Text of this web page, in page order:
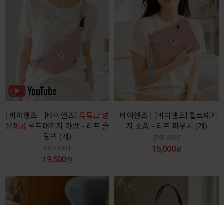
바이핸즈 [바이핸즈] 유튜브 영
상제공 퀼트패키지 가방 - 리프 슬
링백 (개)
BYP-3031
19,500원
바이핸즈
[바이핸즈] 퀼트패키
지 소품 - 리프 파우치 (개)
BYP-3030
15,000원